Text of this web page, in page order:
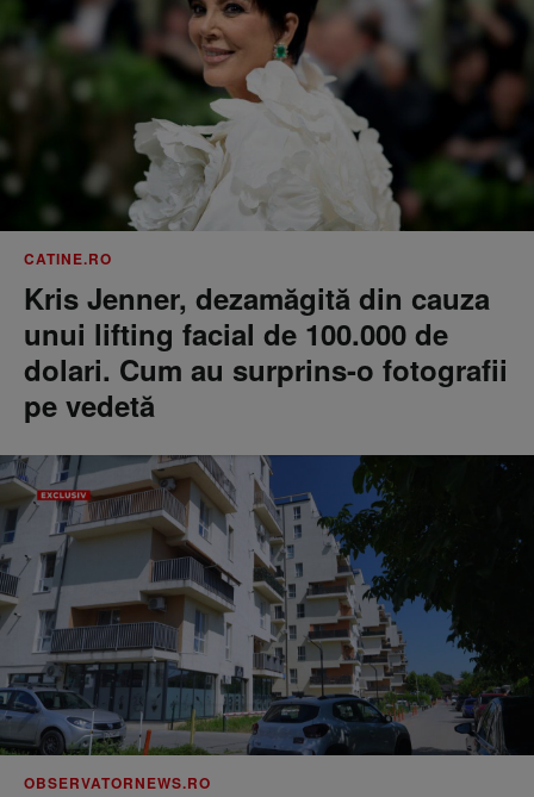
CATINE.RO
Kris Jenner, dezamăgită din cauza
unui lifting facial de 100.000 de
dolari. Cum au surprins-o fotografii
pe vedetă
OBSERVATORNEWS.RO